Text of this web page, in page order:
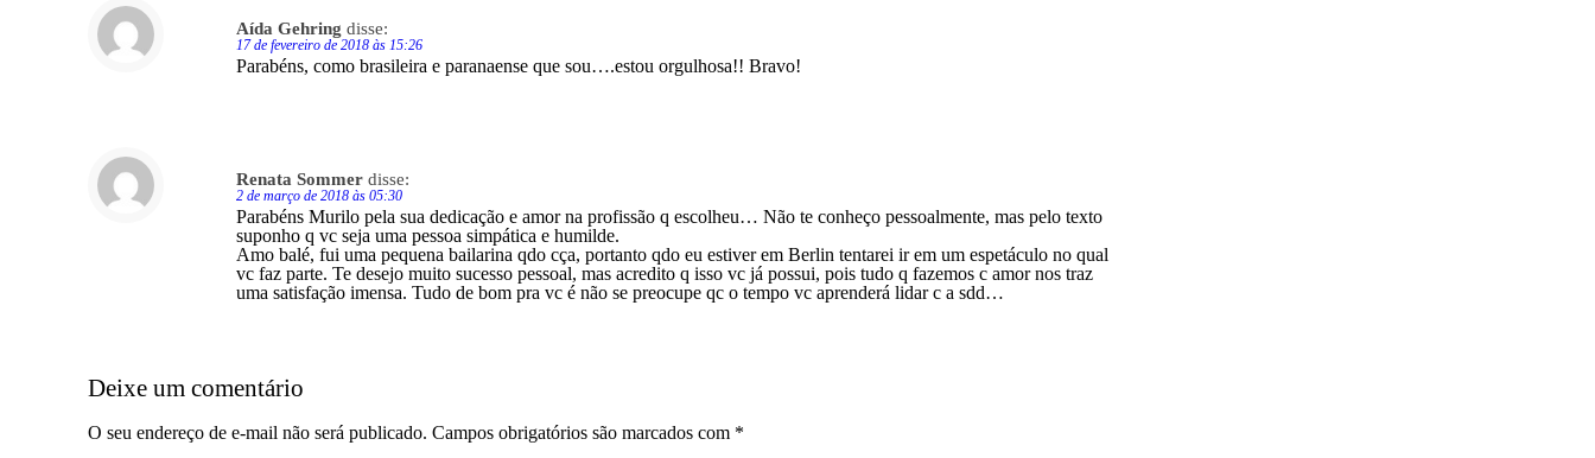
Aída Gehring disse:
17 de fevereiro de 2018 às 15:26
Parabéns, como brasileira e paranaense que sou….estou orgulhosa!! Bravo!
Renata Sommer disse:
2 de março de 2018 às 05:30
Parabéns Murilo pela sua dedicação e amor na profissão q escolheu… Não te conheço pessoalmente, mas pelo texto
suponho q vc seja uma pessoa simpática e humilde.
Amo balé, fui uma pequena bailarina qdo cça, portanto qdo eu estiver em Berlin tentarei ir em um espetáculo no qual
vc faz parte. Te desejo muito sucesso pessoal, mas acredito q isso vc já possui, pois tudo q fazemos c amor nos traz
uma satisfação imensa. Tudo de bom pra vc é não se preocupe qc o tempo vc aprenderá lidar c a sdd…
Deixe um comentário
O seu endereço de e-mail não será publicado. Campos obrigatórios são marcados com *